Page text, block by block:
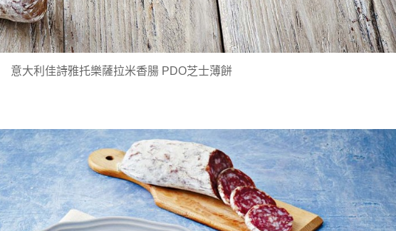
意大利佳詩雅托樂薩拉米香腸 PDO芝士薄餅